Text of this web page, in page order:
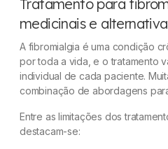
Tratamento para
medicinais e
A fibromialgia é uma condição
por toda a vida, e o tratamento
individual de cada paciente.
combinação de abordagens
Entre as limitações dos
destacam-se: